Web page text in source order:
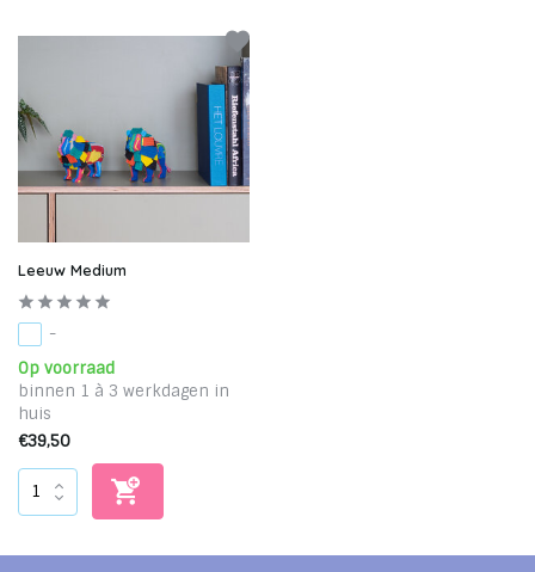
Leeuw Medium
-
Op voorraad
binnen 1 à 3 werkdagen in
huis
€39,50